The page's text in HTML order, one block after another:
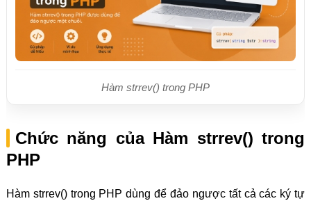
Hàm strrev() trong PHP
Chức năng của Hàm strrev() trong
PHP
Hàm strrev() trong PHP dùng để đảo ngược tất cả các ký tự